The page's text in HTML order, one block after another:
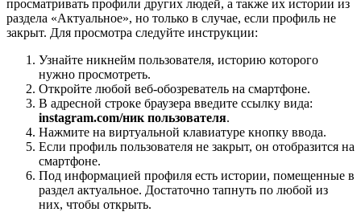
просматривать профили других людей, а также их истории из
раздела «Актуальное», но только в случае, если профиль не
закрыт. Для просмотра следуйте инструкции:
Узнайте никнейм пользователя, историю которого
нужно просмотреть.
Откройте любой веб-обозреватель на смартфоне.
В адресной строке браузера введите ссылку вида:
instagram.com/ник пользователя.
Нажмите на виртуальной клавиатуре кнопку ввода.
Если профиль пользователя не закрыт, он отобразится на
смартфоне.
Под информацией профиля есть истории, помещенные в
раздел актуальное. Достаточно тапнуть по любой из
них, чтобы открыть.